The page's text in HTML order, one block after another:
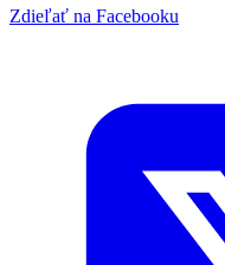
Zdieľať na Facebooku